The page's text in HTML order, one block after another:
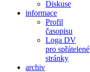
Diskuse
informace
Profil
časopisu
Loga DV
pro spřátelené
stránky
archiv